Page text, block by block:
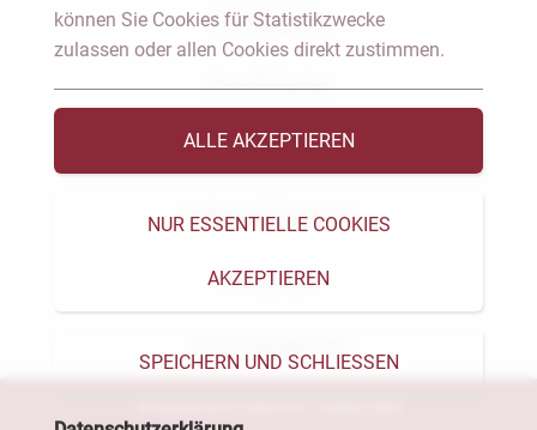
Fachgebiete
Das Notariat
Vorträge & Veröffentlichungen
Videos & Podcast
Aktuelles
können Sie Cookies für Statistikzwecke
zulassen oder allen Cookies direkt zustimmen.
ALLE AKZEPTIEREN
NUR ESSENTIELLE COOKIES
AKZEPTIEREN
SPEICHERN UND SCHLIESSEN